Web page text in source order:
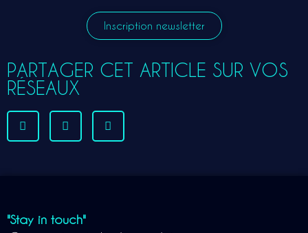
Inscription newsletter
PARTAGER CET ARTICLE SUR VOS
RÉSEAUX
"Stay in touch"